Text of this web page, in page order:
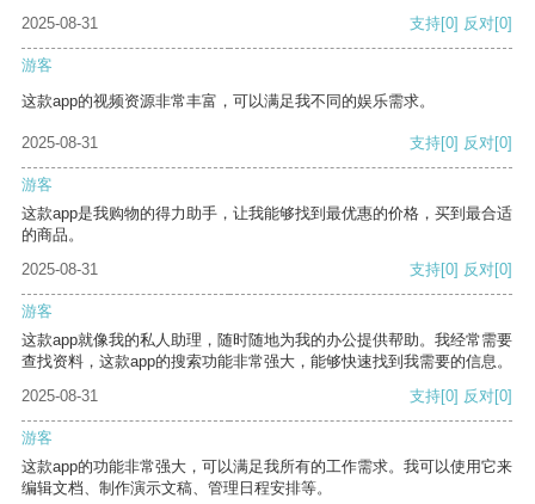
2025-08-31
支持[0] 反对[0]
游客
这款app的视频资源非常丰富，可以满足我不同的娱乐需求。
2025-08-31 支持[0] 反对[0]
游客
这款app是我购物的得力助手，让我能够找到最优惠的价格，买到最合适
的商品。
2025-08-31
支持[0] 反对[0]
游客
这款app就像我的私人助理，随时随地为我的办公提供帮助。我经常需要
查找资料，这款app的搜索功能非常强大，能够快速找到我需要的信息。
2025-08-31
支持[0] 反对[0]
游客
这款app的功能非常强大，可以满足我所有的工作需求。我可以使用它来
编辑文档、制作演示文稿、管理日程安排等。